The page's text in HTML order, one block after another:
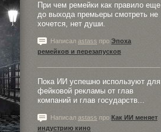
При чем ремейки как правило еще
до выхода премьеры смотреть не
хочется, нет души.
Написал astass про Эпоха
ремейков и перезапусков
Пока ИИ успешно используют для
фейковой рекламы от глав
компаний и глав государств...
Написал astass про Как ИИ меняет
индустрию кино